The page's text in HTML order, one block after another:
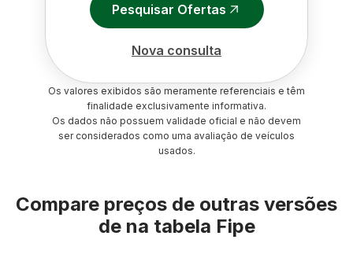
Pesquisar Ofertas
Nova consulta
Os valores exibidos são meramente referenciais e têm
finalidade exclusivamente informativa.
Os dados não possuem validade oficial e não devem
ser considerados como uma avaliação de veículos
usados.
Compare preços de outras versões
de na tabela Fipe